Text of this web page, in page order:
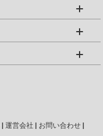
運営会社 お問い合わせ